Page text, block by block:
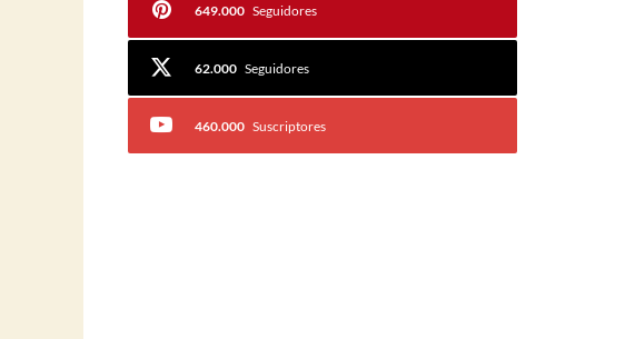
649.000 Seguidores
62.000 Seguidores
460.000 Suscriptores